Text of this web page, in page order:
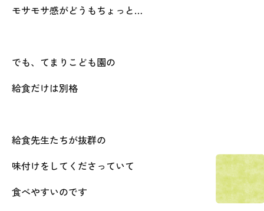
モサモサ感がどうもちょっと…
でも、てまりこども園の
給食だけは別格
給食先生たちが抜群の
味付けをしてくださっていて
食べやすいのです